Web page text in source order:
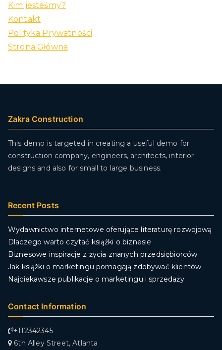
Kim jesteśmy?
Kontakt
Polityka Prywatności
Strona Główna
Zakra Construction
This demo is targeted in creating a useful demo for
construction company, engineers, architects, interior
designs and also for small to large business.
Recent Posts
Wydawnictwo internetowe oferujące literaturę rozwojową
Dlaczego warto czytać książki o biznesie
Biznesowe inspiracje z życia znanych przedsiębiorców
Jak książki o marketingu pomagają zdobywać klientów
Najciekawsze publikacje o marketingu i sprzedaży
Contact Information
+112342345
6th Alley Street, Atlanta